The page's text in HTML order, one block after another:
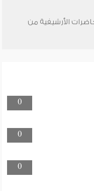
الأرشيفية من
0
0
0